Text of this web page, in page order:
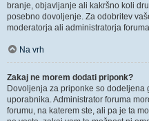
branje, objavljanje ali kakršno koli
posebno dovoljenje. Za odobritev
moderatorja ali administratorja
Na vrh
Zakaj ne morem dodati priponk?
Dovoljenja za priponke so dodeljena
uporabnika. Administrator foruma
forumu, na katerem ste, ali pa je ta